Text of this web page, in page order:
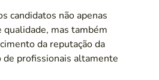
candidatos não apenas
qualidade, mas também
da reputação da
de profissionais altamente